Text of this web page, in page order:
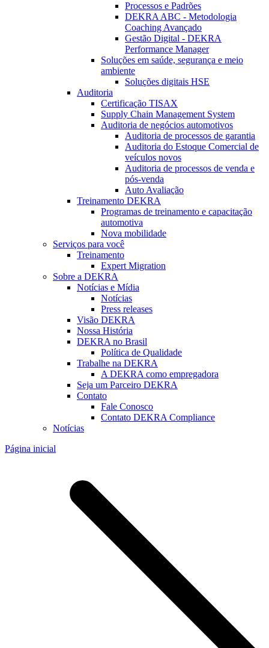
Processos e Padrões
DEKRA ABC - Metodologia
Coaching Avançado
Gestão Digital - DEKRA
Performance Manager
Soluções em saúde, segurança e meio
ambiente
Soluções digitais HSE
Auditoria
Certificação TISAX
Supply Chain Management System
Auditoria de negócios automotivos
Auditoria de processos de garantia
Auditoria do Estoque Comercial de
veículos novos
Auditoria de processos de venda e
pós-venda
Auto Avaliação
Treinamento DEKRA
Programas de treinamento e capacitação
automotiva
Nova mobilidade
Serviços para você
Treinamento
Expert Migration
Sobre a DEKRA
Notícias e Mídia
Notícias
Press releases
Visão DEKRA
Nossa História
DEKRA no Brasil
Política de Qualidade
Trabalhe na DEKRA
A DEKRA como empregadora
Seja um Parceiro DEKRA
Contato
Fale Conosco
Contato DEKRA Compliance
Notícias
Página inicial